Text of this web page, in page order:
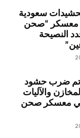
سعودية
معسكر “صحن
النصيحة
تم ضرب حشود
والآليات
في معسكر صحن